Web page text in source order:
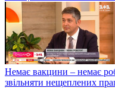
Немає вакцини – немає
звільняти нещеплених